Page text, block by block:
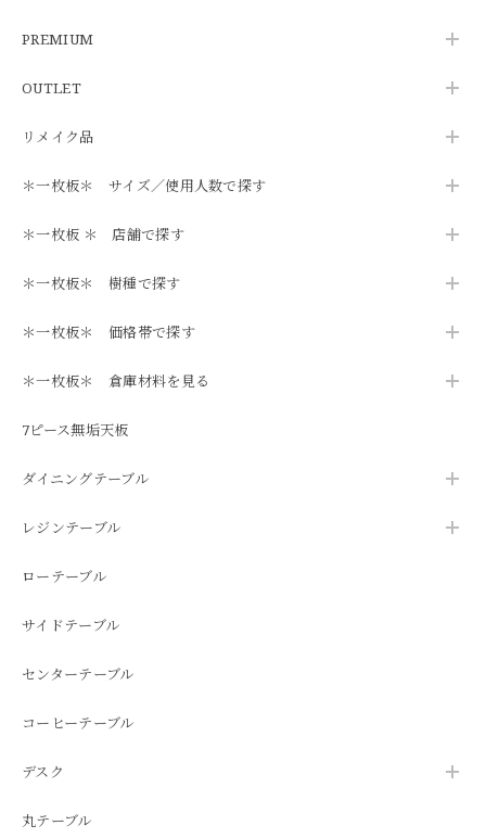
PREMIUM
OUTLET
リメイク品
＊一枚板＊ サイズ／使用人数で探す
＊一枚板 ＊ 店舗で探す
＊一枚板＊ 樹種で探す
＊一枚板＊ 価格帯で探す
＊一枚板＊ 倉庫材料を見る
7ピース無垢天板
ダイニングテーブル
レジンテーブル
ローテーブル
サイドテーブル
センターテーブル
コーヒーテーブル
デスク
丸テーブル